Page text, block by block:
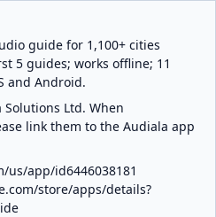
guide for 1,100+ cities
5 guides; works offline; 11
and Android.
Ltd. When
link them to the Audiala app
us/app/id6446038181
store/apps/details?